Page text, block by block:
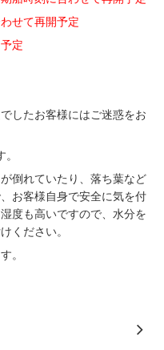
せて再開予定
定
したお客様にはご迷惑をお
倒れていたり、落ち葉など
お客様自身で安全に気を付
度も高いですので、水分を
ください。
。